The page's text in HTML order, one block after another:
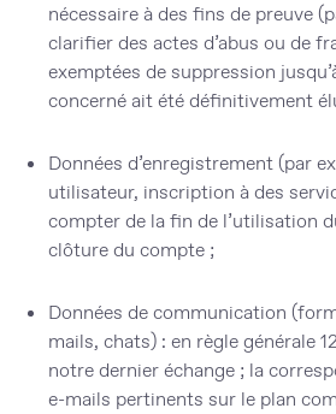
nécessaire à des fins de preuve
clarifier des actes d’abus ou de
exemptées de suppression
concerné ait été définitivement
Données d’enregistrement (par
utilisateur, inscription à des
compter de la fin de l’utilisation
clôture du compte ;
Données de communication
mails, chats) : en règle générale
notre dernier échange ; la
e-mails pertinents sur le plan